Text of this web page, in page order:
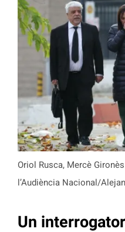
Oriol Rusca, Mercè
l’Audiència Nacional/
Un